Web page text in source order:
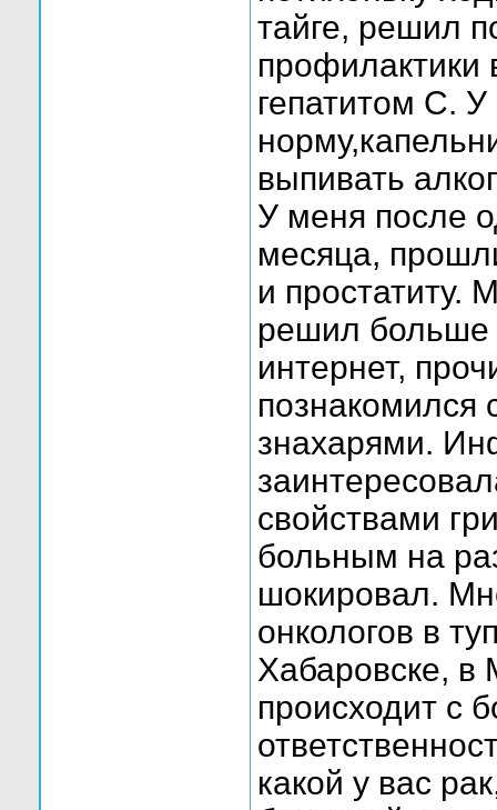
тайге, решил
гепатитом С.
выпивать
У меня после
месяца,
и простатиту.
решил больше
интернет,
познакомился
знахарями.
свойствами
больным на
шокировал.
онкологов в
Хабаровске, в
происходит с
какой у вас